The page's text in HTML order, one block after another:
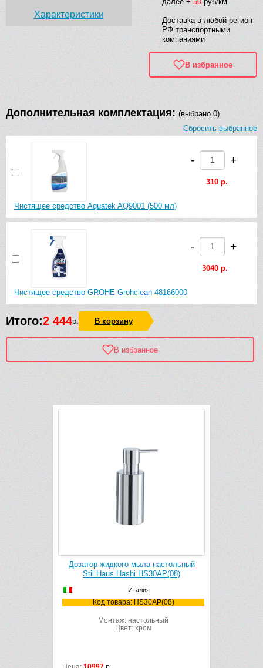
Доставка в любой регион
РФ транспортными
компаниями
В избранное
Характеристики
Дополнительная комплектация: (выбрано 0)
Сбросить выбранное
Чистящее средство Aquatek AQ9001 (500 мл)
- +
310 р.
Чистящее средство GROHE Grohclean 48166000
- +
3040 р.
Итого:2 444р. В корзину
В избранное
Дозатор жидкого мыла настольный
Stil Haus Hashi HS30AP(08)
Италия
Код товара: HS30AP(08)
Монтаж: настольный
Цвет: хром